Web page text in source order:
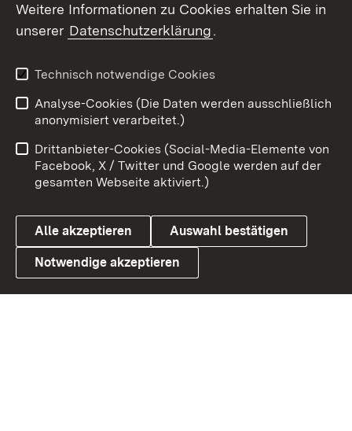
X / Twitter
Youtube
Link zum Landesportal
Impressum
Kontakt
Barrierefreiheit
Datenschutz
Cookies
Weitere Informationen zu Cookies erhalten Sie in
unserer Datenschutzerklärung.
Technisch notwendige Cookies
Analyse-Cookies (Die Daten werden ausschließlich
anonymisiert verarbeitet.)
Drittanbieter-Cookies (Social-Media-Elemente von
Facebook, X / Twitter und Google werden auf der
gesamten Webseite aktiviert.)
Alle akzeptieren Auswahl bestätigen
Notwendige akzeptieren